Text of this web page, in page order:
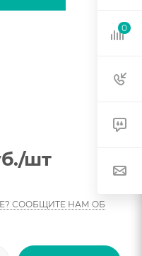
/шт
СООБЩИТЕ НАМ ОБ
0